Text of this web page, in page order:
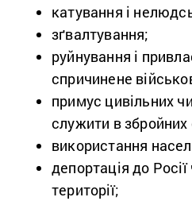
катування і
зґвалтування;
руйнування і
спричинене
примус цивільних
служити в
використання
депортація до
території;